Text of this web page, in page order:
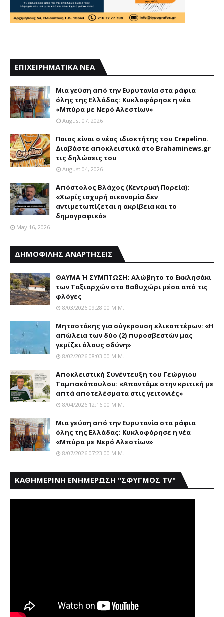
ΕΠΙΧΕΙΡΗΜΑΤΙΚΑ ΝΕΑ
Mια γεύση από την Eυρυτανία στα ράφια
όλης της Ελλάδας: Κυκλοφόρησε η νέα
«Μπύρα με Nερό Aλεστίων»
August 07, 2026
Ποιος είναι ο νέος ιδιοκτήτης του Crepelino.
Διαβάστε αποκλειστικά στο Brahaminews.gr
τις δηλώσεις του
August 04, 2026
Απόστολος Βλάχος (Κεντρική Πορεία):
«Χωρίς ισχυρή οικονομία δεν
αντιμετωπίζεται η ακρίβεια και το
δημογραφικό»
May 16, 2026
ΔΗΜΟΦΙΛΗΣ ΑΝΑΡΤΗΣΕΙΣ
ΘΑΥΜΑ Ή ΣΥΜΠΤΩΣΗ; Aλώβητο το Eκκλησάκι
των Tαξιαρχών στο Bαθυχώρι μέσα από τις
φλόγες
8/03/2026 09:28:00 Μ.μ.
Μητσοτάκης για σύγκρουση ελικοπτέρων: «Η
απώλεια των δύο (2) πυροσβεστών μας
γεμίζει όλους οδύνη»
8/02/2026 08:03:00 Μ.μ.
Αποκλειστική Συνέντευξη του Γεώργιου
Ταμπακόπουλου: «Απαντάμε στην κριτική με
απτά αποτελέσματα στις γειτονιές»
8/04/2026 12:16:00 Μ.μ.
Mια γεύση από την Eυρυτανία στα ράφια
όλης της Ελλάδας: Κυκλοφόρησε η νέα
«Μπύρα με Nερό Aλεστίων»
8/07/2026 07:23:00 Μ.μ.
ΚΑΘΗΜΕΡΙΝΗ ΕΝΗΜΕΡΩΣΗ "ΣΦΥΓΜΟΣ TV"